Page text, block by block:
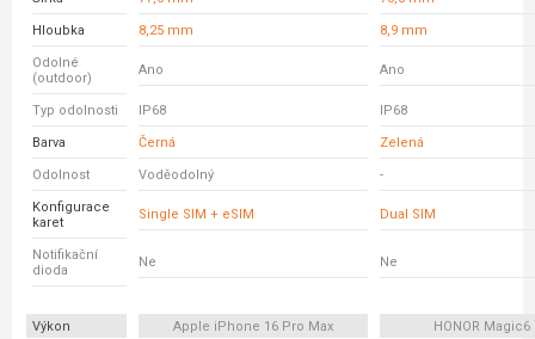
Hloubka 8,25 mm 8,9 mm
Odolné
(outdoor)
Ano Ano
Typ odolnosti IP68 IP68
Barva Černá Zelená
Odolnost Voděodolný -
Konfigurace
karet
Single SIM + eSIM Dual SIM
Notifikační
dioda
Ne Ne
Výkon Apple iPhone 16 Pro Max
HONOR Magic6